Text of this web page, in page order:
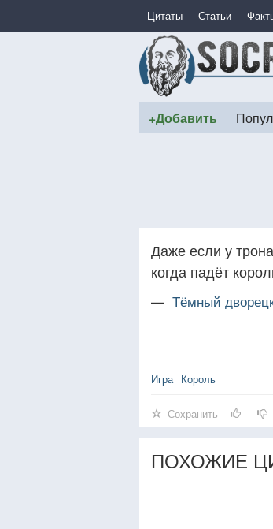
Цитаты Статьи
+Добавить
Даже если у
когда падёт
— Тёмный
Игра Король
Сохранить
ПОХОЖИЕ